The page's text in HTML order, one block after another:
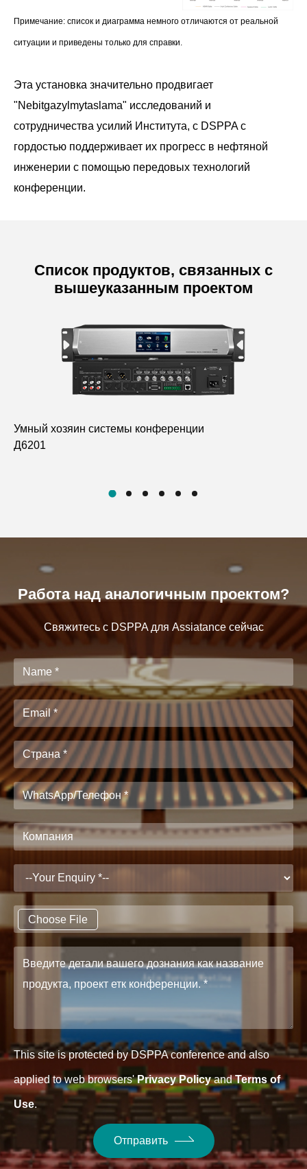
Примечание: список и диаграмма немного отличаются от реальной
ситуации и приведены только для справки.
Эта установка значительно продвигает
"Nebitgazylmytaslama" исследований и
сотрудничества усилий Института, с DSPPA с
гордостью поддерживает их прогресс в нефтяной
инженерии с помощью передовых технологий
конференции.
Список продуктов, связанных с
вышеуказанным проектом
Умный хозяин системы конференции
Д6201
Работа над аналогичным проектом?
Свяжитесь с DSPPA для Assiatance сейчас
Choose File
This site is protected by DSPPA conference and also
applied to web browsers'Privacy PolicyandTerms of
Use.
Отправить